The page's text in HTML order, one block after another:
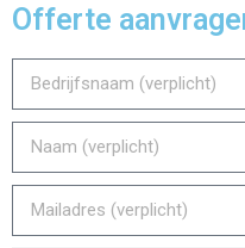
Offerte